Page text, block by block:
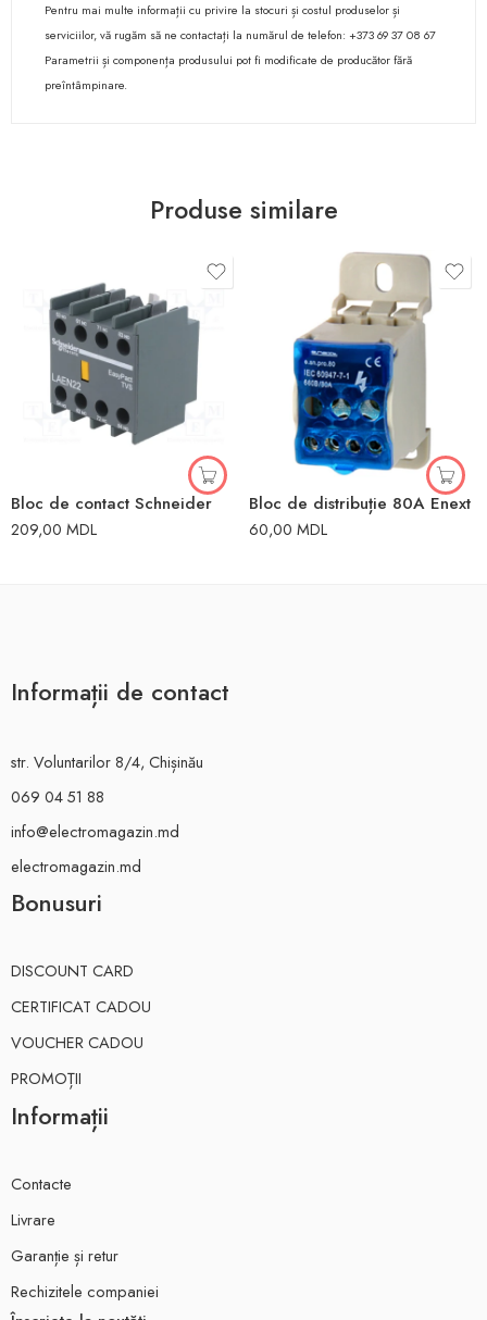
Pentru mai multe informații cu privire la stocuri și costul produselor și
serviciilor, vă rugăm să ne contactați la numărul de telefon: +373 69 37 08 67
Parametrii și componența produsului pot fi modificate de producător fără
preîntâmpinare.
Produse similare
Bloc de contact Schneider
209,00 MDL
Bloc de distribuție 80A Enext
60,00 MDL
Informații de contact
str. Voluntarilor 8/4, Chișinău
069 04 51 88
info@electromagazin.md
electromagazin.md
Bonusuri
DISCOUNT CARD
CERTIFICAT CADOU
VOUCHER CADOU
PROMOȚII
Informații
Contacte
Livrare
Garanție și retur
Rechizitele companiei